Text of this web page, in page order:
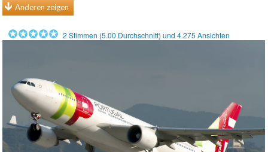
Anderen zeigen
2 Stimmen (5.00 Durchschnitt) und4.275 Ansichten